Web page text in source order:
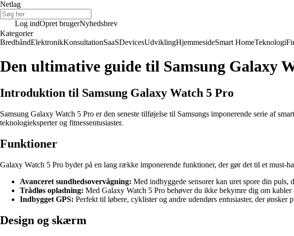
Netlag
Log indOpret brugerNyhedsbrev
Kategorier
BredbåndElektronikKonsultationSaaSDevicesUdviklingHjemmesideSmart HomeTeknologi
Den ultimative guide til Samsung Galaxy
Introduktion til Samsung Galaxy Watch 5 Pro
Samsung Galaxy Watch 5 Pro er den seneste tilføjelse til Samsungs imponerende serie af
teknologieksperter og fitnessentusiaster.
Funktioner
Galaxy Watch 5 Pro byder på en lang række imponerende funktioner, der gør det til et must-
Avanceret sundhedsovervågning: Med indbyggede sensorer kan uret spore din
Trådløs opladning: Med Galaxy Watch 5 Pro behøver du ikke bekymre dig om
Indbygget GPS: Perfekt til løbere, cyklister og andre udendørs entusiaster, der ønsker
Design og skærm